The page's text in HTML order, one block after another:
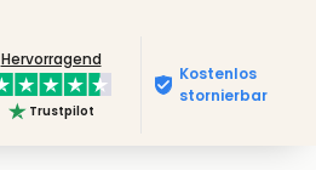
Hervorragend
Trustpilot
Kostenlos
stornierbar